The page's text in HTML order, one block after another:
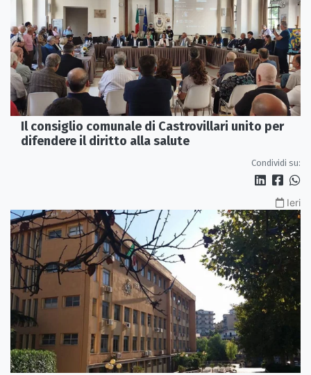
Il consiglio comunale di Castrovillari unito per
difendere il diritto alla salute
Condividi su:
Ieri